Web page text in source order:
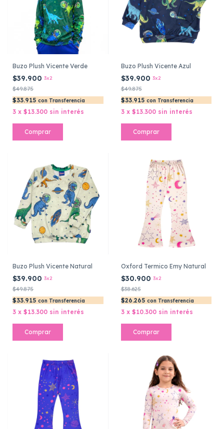
Buzo Plush Vicente Verde
$39.900 3x2
$49.875
$33.915 con Transferencia
3 x $13.300 sin interés
Comprar
Buzo Plush Vicente Azul
$39.900 3x2
$49.875
$33.915 con Transferencia
3 x $13.300 sin interés
Comprar
Buzo Plush Vicente Natural
$39.900 3x2
$49.875
$33.915 con Transferencia
3 x $13.300 sin interés
Comprar
Oxford Termico Emy Natural
$30.900 3x2
$38.625
$26.265 con Transferencia
3 x $10.300 sin interés
Comprar